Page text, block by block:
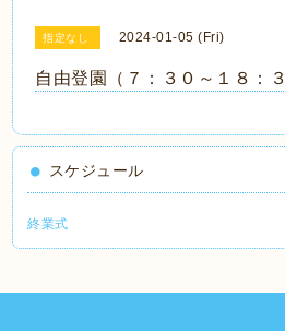
指定なし 2024-01-05 (Fri)
自由登園（７：３０～１８：３
スケジュール
終業式